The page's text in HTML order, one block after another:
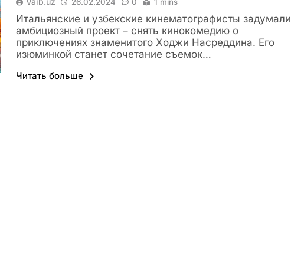
Итальянские и узбекские кинематографисты задумали
амбициозный проект – снять кинокомедию о
приключениях знаменитого Ходжи Насреддина. Его
изюминкой станет сочетание съемок…
Читать больше